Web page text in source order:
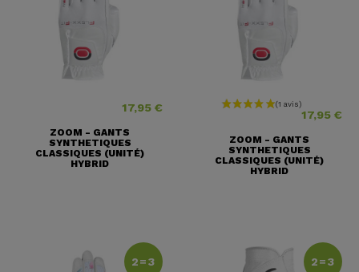
Prix
17,95 €
ZOOM - GANTS
SYNTHETIQUES
CLASSIQUES (UNITÉ)
HYBRID
Prix 17,95 €
ZOOM - GANTS
SYNTHETIQUES
CLASSIQUES (UNITÉ)
HYBRID
2=3 2=3